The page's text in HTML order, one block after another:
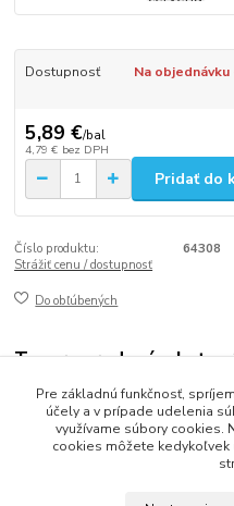
Dostupnosť Na
5,89 €/bal
4,79 € bez DPH
Pridať do
Číslo produktu:
64308
Strážiť cenu / dostupnosť
Do obľúbených
Tovar zaradený v
GUMIČKY
Pre základnú funkčnosť,
účely a v prípade udelenia
využívame súbory cookies.
cookies môžete